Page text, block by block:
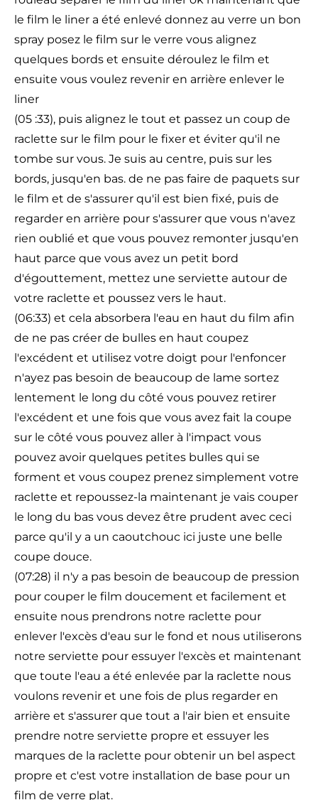
le film le liner a été enlevé donnez au verre un bon
spray posez le film sur le verre vous alignez
quelques bords et ensuite déroulez le film et
ensuite vous voulez revenir en arrière enlever le
liner
(05 :33), puis alignez le tout et passez un coup de
raclette sur le film pour le fixer et éviter qu'il ne
tombe sur vous. Je suis au centre, puis sur les
bords, jusqu'en bas. de ne pas faire de paquets sur
le film et de s'assurer qu'il est bien fixé, puis de
regarder en arrière pour s'assurer que vous n'avez
rien oublié et que vous pouvez remonter jusqu'en
haut parce que vous avez un petit bord
d'égouttement, mettez une serviette autour de
votre raclette et poussez vers le haut.
(06:33) et cela absorbera l'eau en haut du film afin
de ne pas créer de bulles en haut coupez
l'excédent et utilisez votre doigt pour l'enfoncer
n'ayez pas besoin de beaucoup de lame sortez
lentement le long du côté vous pouvez retirer
l'excédent et une fois que vous avez fait la coupe
sur le côté vous pouvez aller à l'impact vous
pouvez avoir quelques petites bulles qui se
forment et vous coupez prenez simplement votre
raclette et repoussez-la maintenant je vais couper
le long du bas vous devez être prudent avec ceci
parce qu'il y a un caoutchouc ici juste une belle
coupe douce.
(07:28) il n'y a pas besoin de beaucoup de pression
pour couper le film doucement et facilement et
ensuite nous prendrons notre raclette pour
enlever l'excès d'eau sur le fond et nous utiliserons
notre serviette pour essuyer l'excès et maintenant
que toute l'eau a été enlevée par la raclette nous
voulons revenir et une fois de plus regarder en
arrière et s'assurer que tout a l'air bien et ensuite
prendre notre serviette propre et essuyer les
marques de la raclette pour obtenir un bel aspect
propre et c'est votre installation de base pour un
film de verre plat.